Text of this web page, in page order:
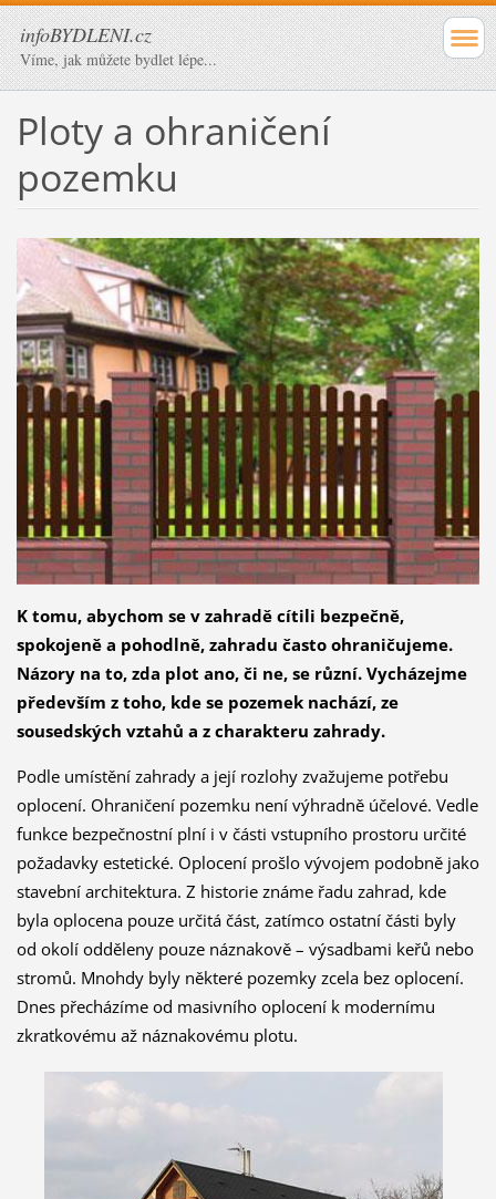
infoBYDLENI.cz
Víme, jak můžete bydlet lépe...
Ploty a ohraničení
pozemku
K tomu, abychom se v zahradě cítili bezpečně,
spokojeně a pohodlně, zahradu často ohraničujeme.
Názory na to, zda plot ano, či ne, se různí. Vycházejme
především z toho, kde se pozemek nachází, ze
sousedských vztahů a z charakteru zahrady.
Podle umístění zahrady a její rozlohy zvažujeme potřebu
oplocení. Ohraničení pozemku není výhradně účelové. Vedle
funkce bezpečnostní plní i v části vstupního prostoru určité
požadavky estetické. Oplocení prošlo vývojem podobně jako
stavební architektura. Z historie známe řadu zahrad, kde
byla oplocena pouze určitá část, zatímco ostatní části byly
od okolí odděleny pouze náznakově – výsadbami keřů nebo
stromů. Mnohdy byly některé pozemky zcela bez oplocení.
Dnes přecházíme od masivního oplocení k modernímu
zkratkovému až náznakovému plotu.